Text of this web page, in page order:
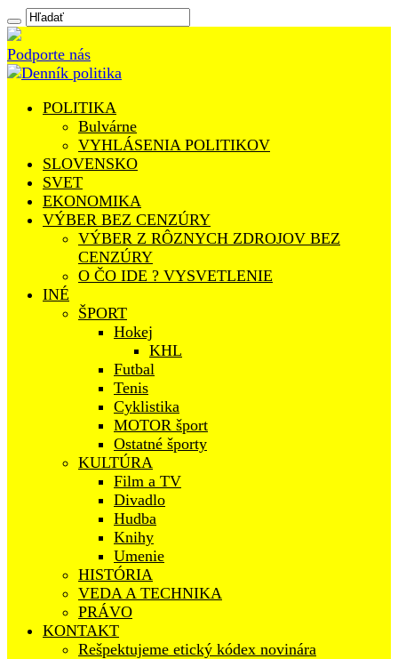
Podporte nás
POLITIKA
Bulvárne
VYHLÁSENIA POLITIKOV
SLOVENSKO
SVET
EKONOMIKA
VÝBER BEZ CENZÚRY
VÝBER Z RÔZNYCH ZDROJOV BEZ
CENZÚRY
O ČO IDE ? VYSVETLENIE
INÉ
ŠPORT
Hokej
KHL
Futbal
Tenis
Cyklistika
MOTOR šport
Ostatné športy
KULTÚRA
Film a TV
Divadlo
Hudba
Knihy
Umenie
HISTÓRIA
VEDA A TECHNIKA
PRÁVO
KONTAKT
Rešpektujeme etický kódex novinára